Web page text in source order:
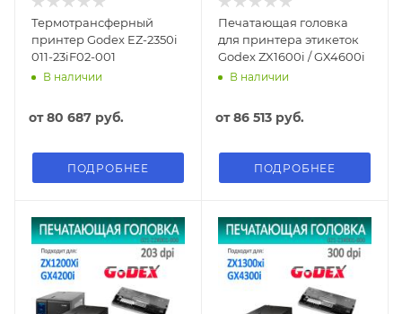
Термотрансферный
принтер Godex EZ-2350i
011-23iF02-001
В наличии
от80 687 руб.
ПОДРОБНЕЕ
Печатающая головка
для принтера этикеток
Godex ZX1600i / GX4600i
В наличии
от86 513 руб.
ПОДРОБНЕЕ